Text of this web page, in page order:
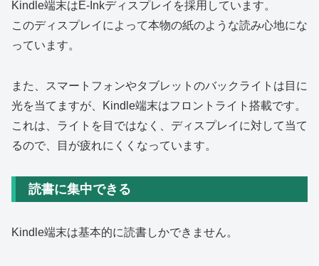
Kindle端末はE-Inkディスプレイを採用しています。
このディスプレイによって本物の紙のような読み心地にな
っています。
また、スマートフォンやタブレットのバックライトは目に
光を当てますが、Kindle端末はフロントライト搭載です。
これは、ライトを目ではなく、ディスプレイに対して当て
るので、目が疲れにくくなっています。
読書に集中できる
Kindle端末は基本的に読書しかできません。